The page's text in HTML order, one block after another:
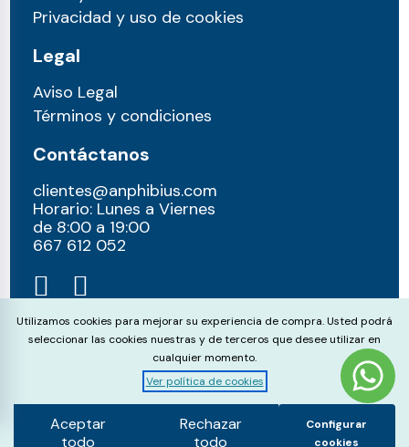
Privacidad y uso de cookies
Legal
Aviso Legal
Términos y condiciones
Contáctanos
clientes@anphibius.com
Horario: Lunes a Viernes
de 8:00 a 19:00
667 612 052​
© anphibius, 2026
Pago 100% seguros con:
Cookie Consent
Utilizamos cookies para mejorar su experiencia de compra. Usted podrá
seleccionar las cookies nuestras y de terceros que desee utilizar en
cualquier momento.
Ver política de cookies
Aceptar
todo
Rechazar
todo
Configurar
cookies